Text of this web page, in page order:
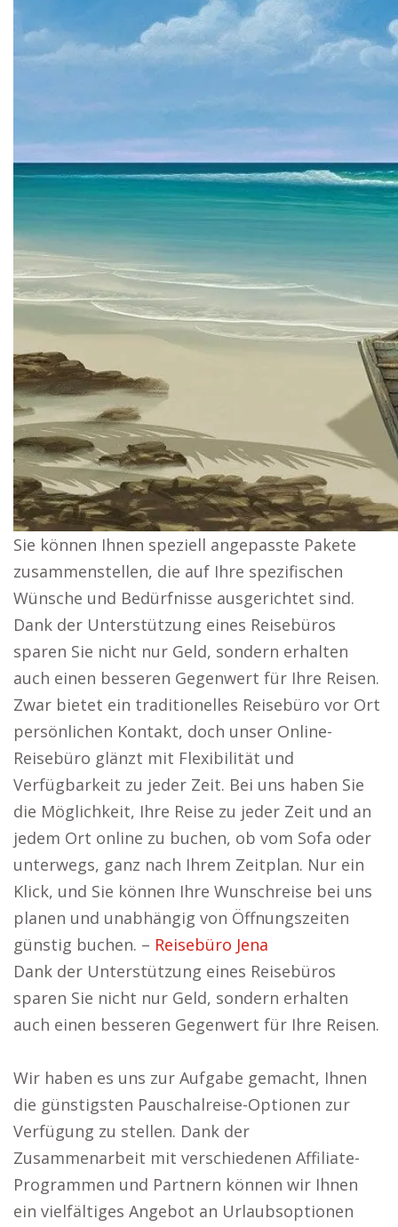
Sie können Ihnen speziell angepasste Pakete
zusammenstellen, die auf Ihre spezifischen
Wünsche und Bedürfnisse ausgerichtet sind.
Dank der Unterstützung eines Reisebüros
sparen Sie nicht nur Geld, sondern erhalten
auch einen besseren Gegenwert für Ihre Reisen.
Zwar bietet ein traditionelles Reisebüro vor Ort
persönlichen Kontakt, doch unser Online-
Reisebüro glänzt mit Flexibilität und
Verfügbarkeit zu jeder Zeit. Bei uns haben Sie
die Möglichkeit, Ihre Reise zu jeder Zeit und an
jedem Ort online zu buchen, ob vom Sofa oder
unterwegs, ganz nach Ihrem Zeitplan. Nur ein
Klick, und Sie können Ihre Wunschreise bei uns
planen und unabhängig von Öffnungszeiten
günstig buchen. – Reisebüro Jena
Dank der Unterstützung eines Reisebüros
sparen Sie nicht nur Geld, sondern erhalten
auch einen besseren Gegenwert für Ihre Reisen.
Wir haben es uns zur Aufgabe gemacht, Ihnen
die günstigsten Pauschalreise-Optionen zur
Verfügung zu stellen. Dank der
Zusammenarbeit mit verschiedenen Affiliate-
Programmen und Partnern können wir Ihnen
ein vielfältiges Angebot an Urlaubsoptionen